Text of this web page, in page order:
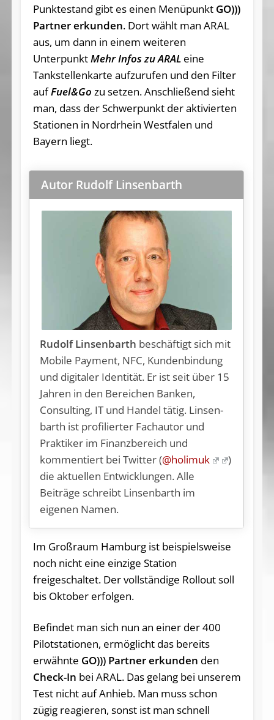
Punktestand gibt es einen Menüpunkt GO)))
Partner erkunden. Dort wählt man ARAL
aus, um dann in einem weiteren
UnterpunktMehr Infos zu ARALeine
Tankstellenkarte aufzurufen und den Filter
aufFuel&Go zu setzen. Anschließend sieht
man, dass der Schwerpunkt der aktivierten
Stationen in Nordrhein Westfalen und
Bayern liegt.
Autor Rudolf Linsenbarth
Rudolf Linsenbarth be­schäf­tigt sich mit
Mobile Payment, NFC, Kundenbindung
und digitaler Identität. Er ist seit über 15
Jahren in den Bereichen Banken,
Consulting, IT und Handel tätig. Lin­sen­
barth ist profilierter Fachautor und
Praktiker im Finanzbereich und
kommentiert bei Twitter (@holimuk
)
die aktuellen Entwicklungen. Alle
Beiträge schreibt Linsenbarth im
eigenen Namen.
Im Großraum Hamburg ist beispielsweise
noch nicht eine einzige Station
freigeschaltet. Der vollständige Rollout soll
bis Oktober erfolgen.
Befindet man sich nun an einer der 400
Pilotstationen, ermöglicht das bereits
erwähnte GO))) Partner erkunden den
Check-In bei ARAL. Das gelang bei unserem
Test nicht auf Anhieb. Man muss schon
zügig reagieren, sonst ist man schnell